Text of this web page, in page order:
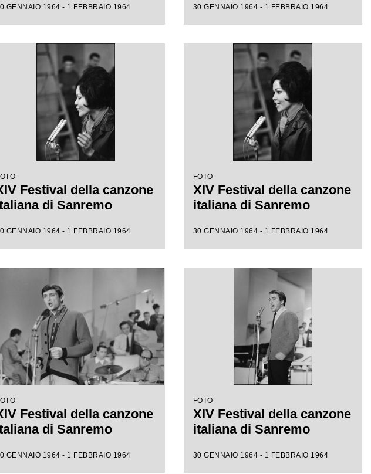
GENNAIO 1964 - 1 FEBBRAIO 1964 30 GENNAIO 1964 - 1 FEBBRAIO 1964
Festival della canzone
di Sanremo
GENNAIO 1964 - 1 FEBBRAIO 1964
FOTO
XIV Festival della canzone
italiana di Sanremo
30 GENNAIO 1964 - 1 FEBBRAIO 1964
Festival della canzone
di Sanremo
GENNAIO 1964 - 1 FEBBRAIO 1964
FOTO
XIV Festival della canzone
italiana di Sanremo
30 GENNAIO 1964 - 1 FEBBRAIO 1964